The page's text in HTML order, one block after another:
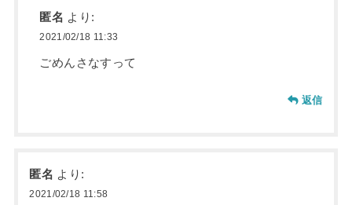
匿名 より:
2021/02/18 11:33
ごめんさなすって
返信
匿名 より:
2021/02/18 11:58